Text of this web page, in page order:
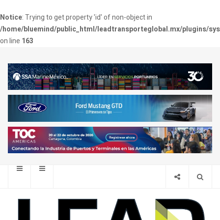
Notice: Trying to get property 'id' of non-object in
/home/bluemind/public_html/leadtransporteglobal.mx/plugins/
on line 163